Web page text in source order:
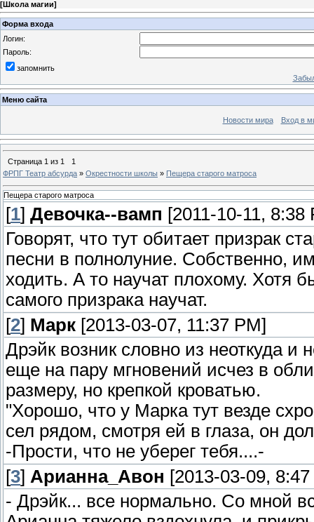
[Школа магии]
Форма входа
Логин:
Пароль:
запомнить
Меню сайта
Новости мира Вход в
Страница 1 из 1
1
ФРПГ Театр абсурда » Окрестности школы » Пещера старого матроса
Пещера старого матроса
[1] Девочка--вамп [2011-10-11, 8:38
Говорят, что тут обитает призрак
песни в полнолуние. Собственно,
ходить. А то научат плохому. Хотя
самого призрака научат.
[2] Марк [2013-03-07, 11:37 PM]
Дрэйк возник словно из неоткуда
еще на пару мгновений исчез в
размеру, но крепкой кроватью.
"Хорошо, что у Марка тут везде
сел рядом, смотря ей в глаза, он
-Прости, что не уберег тебя....-
[3] Арианна_Авон [2013-03-09,
- Дрэйк... все нормально. Со мной